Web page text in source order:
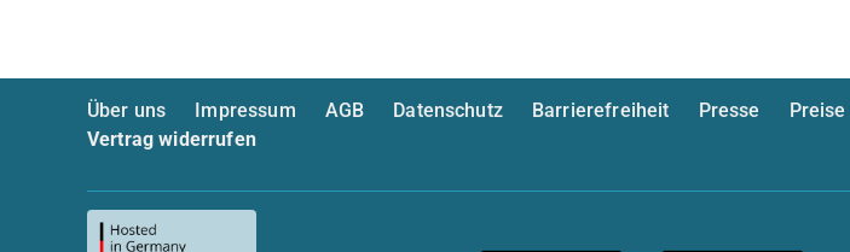
Über uns Impressum AGB Datenschutz Barrierefreiheit Presse Preise
Vertrag widerrufen